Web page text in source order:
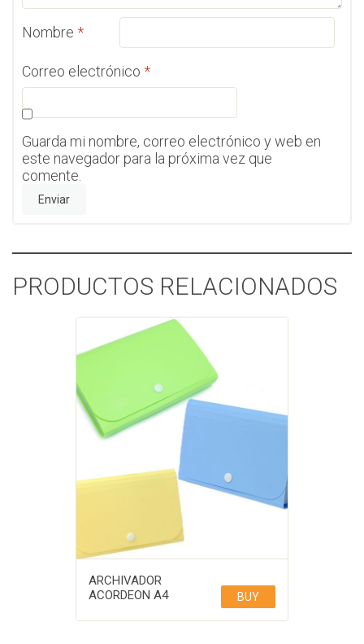
Nombre *
Correo electrónico *
Guarda mi nombre, correo electrónico y web en
este navegador para la próxima vez que
comente.
PRODUCTOS RELACIONADOS
ARCHIVADOR
ACORDEON A4
BUY